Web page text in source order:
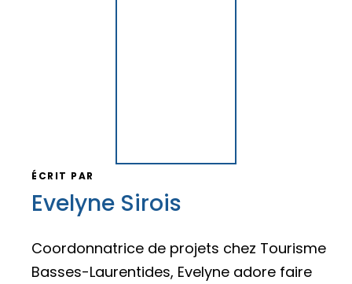
ÉCRIT PAR
Evelyne Sirois
Coordonnatrice de projets chez Tourisme
Basses-Laurentides, Evelyne adore faire